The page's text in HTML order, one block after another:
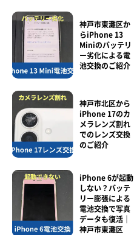
神戸市東灘区か
らiPhone 13
Miniのバッテリ
ー劣化による電
池交換のご紹介
神戸市北区から
iPhone 17のカ
メラレンズ割れ
でのレンズ交換
のご紹介
iPhone 6が起動
しない？バッテ
リー膨張による
電池交換で写真
データも復活｜
神戸市東灘区